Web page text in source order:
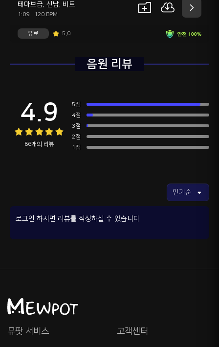
테마브금, 신남, 비트
1:09 120 BPM
안전 100%
유료 5.0
음원 리뷰
4.9
86개의 리뷰
5점
4점
3점
2점
1점
로그인 하시면 리뷰를 작성하실 수 있습니다
뮤팟 서비스 고객센터